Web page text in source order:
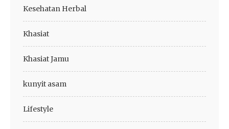
Kesehatan Herbal
Khasiat
Khasiat Jamu
kunyit asam
Lifestyle